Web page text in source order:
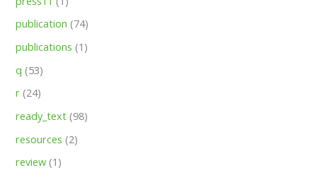
publication (74)
publications (1)
q (53)
r (24)
ready_text (98)
resources (2)
review (1)